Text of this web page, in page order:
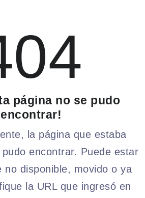
página no se pudo
encontrar!
la página que estaba
encontrar. Puede estar
no disponible, movido o ya
la URL que ingresó en